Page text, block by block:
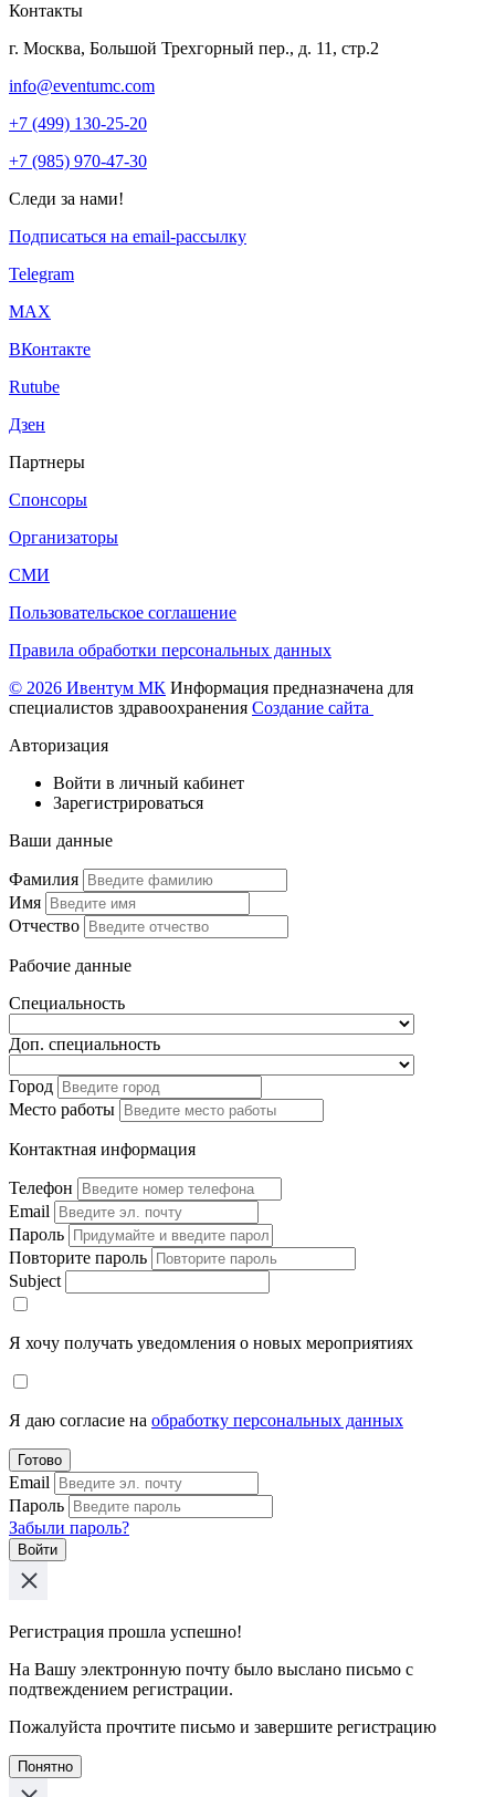
Контакты
г. Москва, Большой Трехгорный пер., д. 11, стр.2
info@eventumc.com
+7 (499) 130-25-20
+7 (985) 970-47-30
Следи за нами!
Подписаться на email-рассылку
Telegram
МАХ
ВКонтакте
Rutube
Дзен
Партнеры
Спонсоры
Организаторы
СМИ
Пользовательское соглашение
Правила обработки персональных данных
© 2026 Ивентум МК Информация предназначена для
специалистов здравоохранения Создание сайта
Авторизация
Войти в личный кабинет
Зарегистрироваться
Ваши данные
Фамилия
Имя
Отчество
Рабочие данные
Специальность
Доп. специальность
Город
Место работы
Контактная информация
Телефон
Email
Пароль
Повторите пароль
Subject
Я хочу получать уведомления о новых мероприятиях
Я даю согласие на обработку персональных данных
Готово
Email
Пароль
Забыли пароль?
Войти
Регистрация прошла успешно!
На Вашу электронную почту было выслано письмо с
подтвеждением регистрации.
Пожалуйста прочтите письмо и завершите регистрацию
Понятно